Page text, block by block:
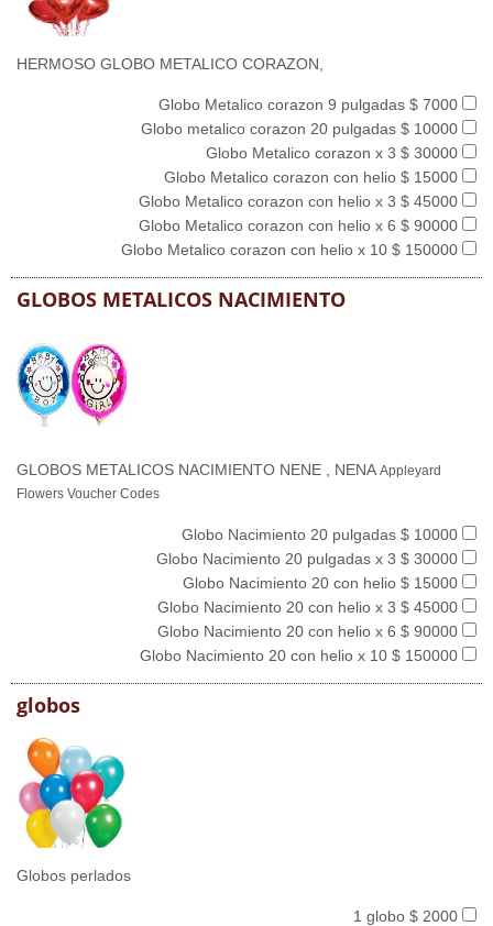
HERMOSO GLOBO METALICO CORAZON,
Globo Metalico corazon 9 pulgadas $ 7000
Globo metalico corazon 20 pulgadas $ 10000
Globo Metalico corazon x 3 $ 30000
Globo Metalico corazon con helio $ 15000
Globo Metalico corazon con helio x 3 $ 45000
Globo Metalico corazon con helio x 6 $ 90000
Globo Metalico corazon con helio x 10 $ 150000
GLOBOS METALICOS NACIMIENTO
GLOBOS METALICOS NACIMIENTO NENE , NENA Appleyard
Flowers Voucher Codes
Globo Nacimiento 20 pulgadas $ 10000
Globo Nacimiento 20 pulgadas x 3 $ 30000
Globo Nacimiento 20 con helio $ 15000
Globo Nacimiento 20 con helio x 3 $ 45000
Globo Nacimiento 20 con helio x 6 $ 90000
Globo Nacimiento 20 con helio x 10 $ 150000
globos
Globos perlados
1 globo $ 2000